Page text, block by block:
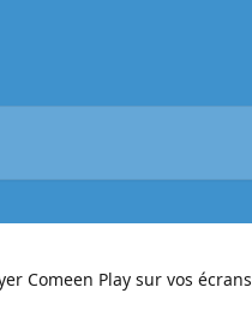
Comeen Play sur vos écrans